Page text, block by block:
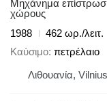
Μηχάνημα
χώρους
1988
462 ωρ./λειτ.
Καύσιμο πετρέλαιο
Λιθουανία, Vilnius